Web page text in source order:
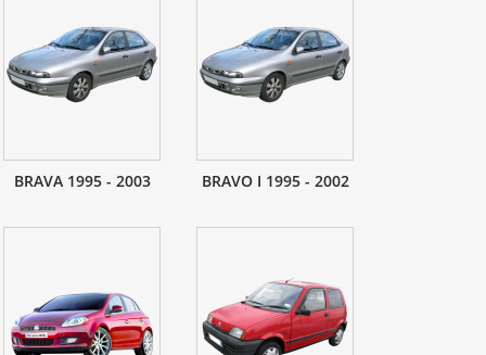
BRAVA 1995 - 2003 BRAVO I 1995 - 2002